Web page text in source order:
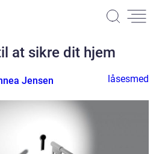
at sikre dit hjem
Jensen låsesmed